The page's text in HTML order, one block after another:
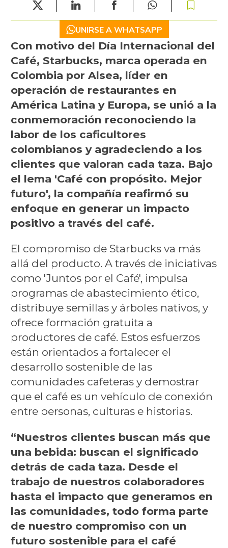
UNIRSE A WHATSAPP
Con motivo del Día Internacional del
Café, Starbucks, marca operada en
Colombia por Alsea, líder en
operación de restaurantes en
América Latina y Europa, se unió a la
conmemoración reconociendo la
labor de los caficultores
colombianos y agradeciendo a los
clientes que valoran cada taza. Bajo
el lema 'Café con propósito. Mejor
futuro', la compañía reafirmó su
enfoque en generar un impacto
positivo a través del café.
El compromiso de Starbucks va más
allá del producto. A través de iniciativas
como 'Juntos por el Café', impulsa
programas de abastecimiento ético,
distribuye semillas y árboles nativos, y
ofrece formación gratuita a
productores de café. Estos esfuerzos
están orientados a fortalecer el
desarrollo sostenible de las
comunidades cafeteras y demostrar
que el café es un vehículo de conexión
entre personas, culturas e historias.
“Nuestros clientes buscan más que
una bebida: buscan el significado
detrás de cada taza. Desde el
trabajo de nuestros colaboradores
hasta el impacto que generamos en
las comunidades, todo forma parte
de nuestro compromiso con un
futuro sostenible para el café